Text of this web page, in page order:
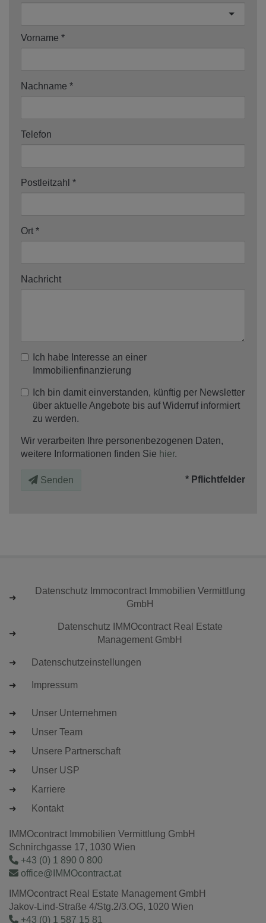
Vorname
Nachname
Telefon
Postleitzahl
Ort
Nachricht
Ich habe Interesse an einer
Immobilienfinanzierung
Ich bin damit einverstanden, künftig per Newsletter
über aktuelle Angebote bis auf Widerruf informiert
zu werden.
Wir verarbeiten Ihre personenbezogenen Daten,
weitere Informationen finden Sie hier.
Senden * Pflichtfelder
Datenschutz Immocontract Immobilien Vermittlung
GmbH
Datenschutz IMMOcontract Real Estate
Management GmbH
Datenschutzeinstellungen
Impressum
Unser Unternehmen
Unser Team
Unsere Partnerschaft
Unser USP
Karriere
Kontakt
IMMOcontract Immobilien Vermittlung GmbH
Schnirchgasse 17, 1030 Wien
+43 (0) 1 890 0 800
office@IMMOcontract.at
IMMOcontract Real Estate Management GmbH
Jakov-Lind-Straße 4/Stg.2/3.OG, 1020 Wien
+43 (0) 1 587 15 81